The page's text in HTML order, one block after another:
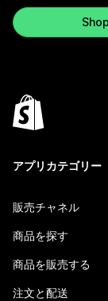
アプリカテゴリー
販売チャネル
商品を探す
商品を販売する
注文と配送